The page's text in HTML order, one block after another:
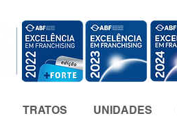
TRATOS UNIDADES